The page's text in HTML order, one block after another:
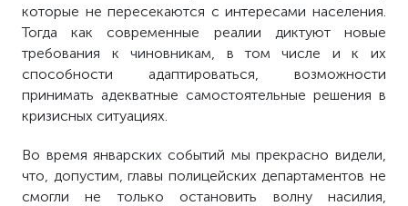
которые не пересекаются с интересами населения.
Тогда как современные реалии диктуют новые
требования к чиновникам, в том числе и к их
способности адаптироваться, возможности
принимать адекватные самостоятельные решения в
кризисных ситуациях.
Во время январских событий мы прекрасно видели,
что, допустим, главы полицейских департаментов не
смогли не только остановить волну насилия,